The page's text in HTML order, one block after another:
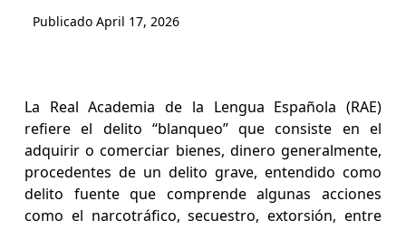
Publicado April 17, 2026
La Real Academia de la Lengua Española (RAE)
refiere el delito “blanqueo” que consiste en el
adquirir o comerciar bienes, dinero generalmente,
procedentes de un delito grave, entendido como
delito fuente que comprende algunas acciones
como el narcotráfico, secuestro, extorsión, entre